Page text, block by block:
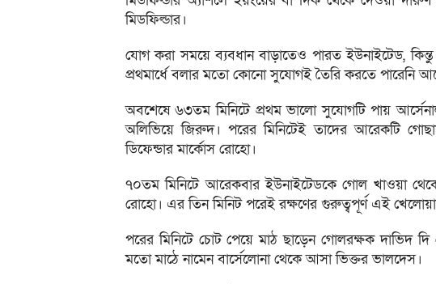
মিডফিল্ডার।
যোগ করা সময়ে ব্যবধান বাড়াতেও পারত ইউনাইটেড, কিন্তু
প্রথমার্ধে বলার মতো কোনো সুযোগই তৈরি করতে পারেনি
অবশেষে ৬৩তম মিনিটে প্রথম ভালো সুযোগটি পায়
অলিভিয়ে জিরুদ। পরের মিনিটেই তাদের আরেকটি
ডিফেন্ডার মার্কোস রোহো।
৭০তম মিনিটে আরেকবার ইউনাইটেডকে গোল খাওয়া
রোহো। এর তিন মিনিট পরেই রক্ষণের গুরুত্বপূর্ণ এই
পরের মিনিটে চোট পেয়ে মাঠ ছাড়েন গোলরক্ষক দাভিদ
মতো মাঠে নামেন বার্সেলোনা থেকে আসা ভিক্তর ভালদেস।